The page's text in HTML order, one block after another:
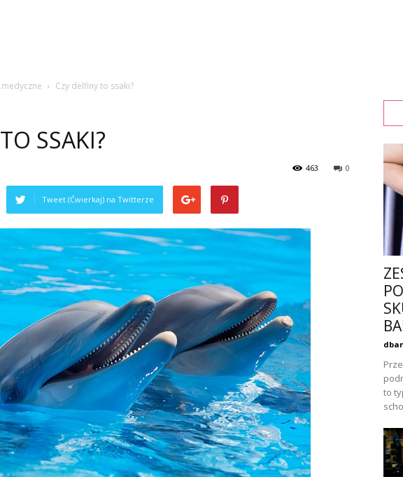
medyczne Czy delfiny to ssaki?
SSAKI?
0
463
Tweet (Ćwierkaj) na Twitterze
to